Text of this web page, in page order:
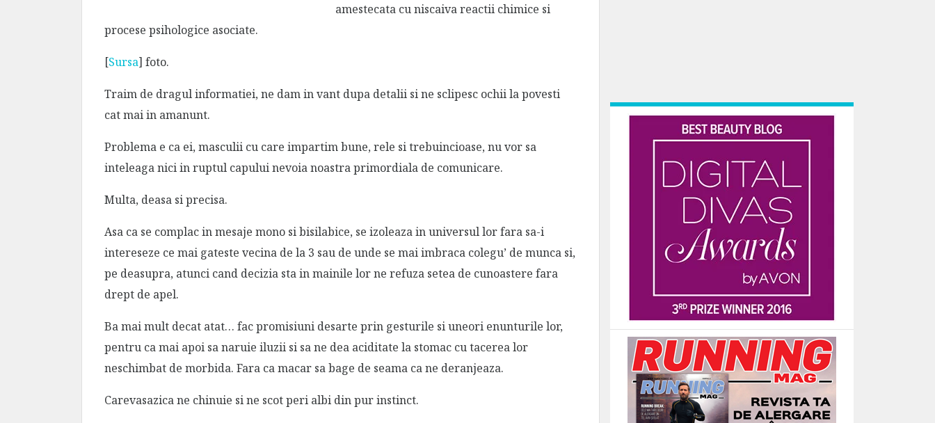
amestecata cu niscaiva reactii chimice si
procese psihologice asociate.
[Sursa] foto.
Traim de dragul informatiei, ne dam in vant dupa detalii si ne sclipesc ochii la povesti
cat mai in amanunt.
Problema e ca ei, masculii cu care impartim bune, rele si trebuincioase, nu vor sa
inteleaga nici in ruptul capului nevoia noastra primordiala de comunicare.
Multa, deasa si precisa.
Asa ca se complac in mesaje mono si bisilabice, se izoleaza in universul lor fara sa-i
intereseze ce mai gateste vecina de la 3 sau de unde se mai imbraca colegu’ de munca si,
pe deasupra, atunci cand decizia sta in mainile lor ne refuza setea de cunoastere fara
drept de apel.
Ba mai mult decat atat… fac promisiuni desarte prin gesturile si uneori enunturile lor,
pentru ca mai apoi sa naruie iluzii si sa ne dea aciditate la stomac cu tacerea lor
neschimbat de morbida. Fara ca macar sa bage de seama ca ne deranjeaza.
Carevasazica ne chinuie si ne scot peri albi din pur instinct.